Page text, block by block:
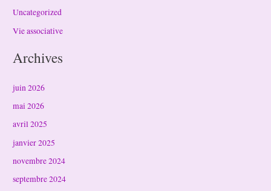
Uncategorized
Vie associative
Archives
juin 2026
mai 2026
avril 2025
janvier 2025
novembre 2024
septembre 2024